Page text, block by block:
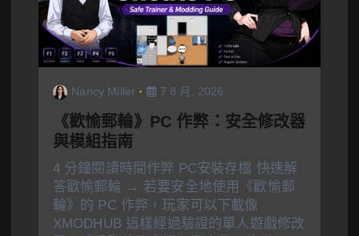
Nancy Miller 7 8 月, 2026
《歡愉郵輪》PC 作弊：安全修改器
與模組指南
4 分鐘閱讀時間作弊 PC安裝存檔 快速解
答歡愉郵輪 → 若要安全地使用《歡愉郵
輪》的 PC 作弊，玩家可以下載像
XMODHUB 這樣經過驗證的單人遊戲修改